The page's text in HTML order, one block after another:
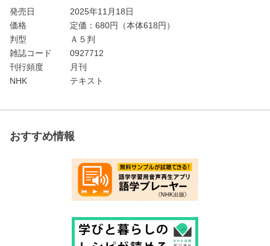
発売日
2025年11月18日
価格
定価： 680円（本体618円）
判型
Ａ５判
雑誌コード
0927712
刊行頻度
月刊
NHK
テキスト
おすすめ情報